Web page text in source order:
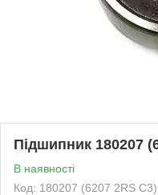
Підшипник 180207
В наявності
Код: 180207 (6207 2RS